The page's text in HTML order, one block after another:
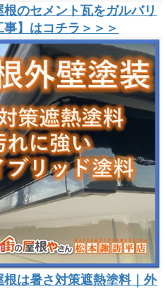
根のセメント瓦をガルバリ
】はコチラ＞＞＞
根は暑さ対策遮熱塗料｜外